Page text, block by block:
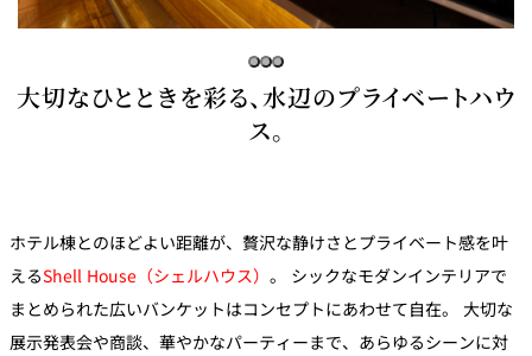
トラ
ン＆
バー
欅 Sky Salon 欅
パティスリー
ザ・ラウンジ フェ
ガーデンレストラン
Shell the
Garden＜期間
大切なひとときを彩る、水辺のプライベートハウ
ス。
ホテル棟とのほどよい距離が、贅沢な静けさとプライベート感を叶
えるShell House（シェルハウス） 。 シックなモダンインテリアで
まとめられた広いバンケットはコンセプトにあわせて自在。 大切な
展示発表会や商談、華やかなパーティーまで、あらゆるシーンに対